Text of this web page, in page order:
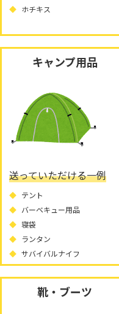
ホチキス
キャンプ用品
送っていただける一例
テント
バーベキュー用品
寝袋
ランタン
サバイバルナイフ
靴・ブーツ